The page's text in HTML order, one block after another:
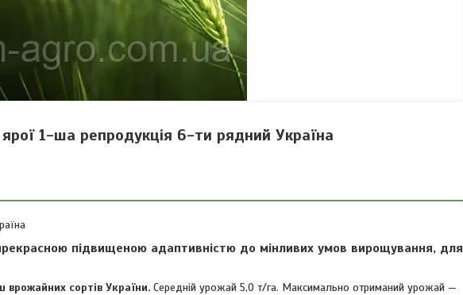
1-ша репродукція 6-ти рядний Україна
підвищеною адаптивністю до мінливих умов вирощування, для
врожайних сортів України. Середній урожай 5,0 т/га. Максимально отриманий урожай —